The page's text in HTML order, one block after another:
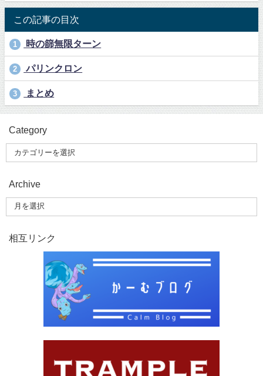
この記事の目次
1 時の篩無限ターン
2 パリンクロン
3 まとめ
Category
Archive
相互リンク